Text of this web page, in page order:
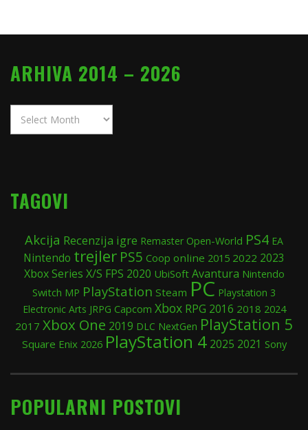
ARHIVA 2014 – 2026
2014
TAGOVI
Akcija Recenzija igre Remaster Open-World PS4 EA
Nintendo trejler PS5 Coop online 2015 2022 2023
Xbox Series X/S FPS 2020 UbiSoft Avantura Nintendo
Switch MP PlayStation Steam PC Playstation 3
Electronic Arts JRPG Capcom Xbox RPG 2016 2018 2024
2017 Xbox One 2019 DLC NextGen PlayStation 5
Square Enix 2026 PlayStation 4 2025 2021 Sony
POPULARNI POSTOVI